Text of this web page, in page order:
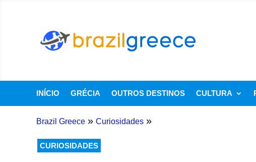
INÍCIO GRÉCIA OUTROS DESTINOS CULTURA
Brazil Greece » Curiosidades »
CURIOSIDADES